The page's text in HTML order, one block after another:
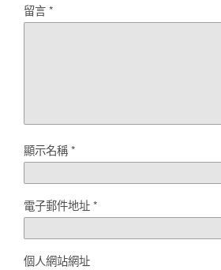
留言*
顯示名稱*
電子郵件地址*
個人網站網址